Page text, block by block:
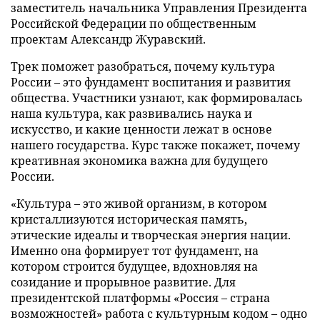
заместитель начальника Управления Президента
Российской Федерации по общественным
проектам Александр Журавский.
Трек поможет разобраться, почему культура
России – это фундамент воспитания и развития
общества. Участники узнают, как формировалась
наша культура, как развивались наука и
искусство, и какие ценности лежат в основе
нашего государства. Курс также покажет, почему
креативная экономика важна для будущего
России.
«Культура – это живой организм, в котором
кристаллизуются историческая память,
этические идеалы и творческая энергия нации.
Именно она формирует тот фундамент, на
котором строится будущее, вдохновляя на
созидание и прорывное развитие. Для
президентской платформы «Россия – страна
возможностей» работа с культурным кодом – одно